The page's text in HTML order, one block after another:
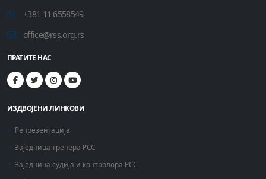
+381 11 6558549
office@rss.org.rs
ПРАТИТЕ НАС
ИЗДВОЈЕНИ ЛИНКОВИ
Репрезентација
Заједница тренера РСС
Заједница судија и контролора РСС